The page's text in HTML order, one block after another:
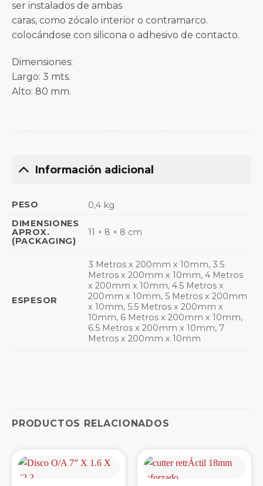
ser instalados de ambas
caras, como zócalo interior o contramarco.
colocándose con silicona o adhesivo de contacto.
Dimensiones:
Largo: 3 mts.
Alto: 80 mm.
Información adicional
PESO
0,4 kg
DIMENSIONES
APROX.
(PACKAGING)
11 × 8 × 8 cm
ESPESOR
3 Metros x 200mm x 10mm, 3.5
Metros x 200mm x 10mm, 4 Metros
x 200mm x 10mm, 4.5 Metros x
200mm x 10mm, 5 Metros x 200mm
x 10mm, 5.5 Metros x 200mm x
10mm, 6 Metros x 200mm x 10mm,
6.5 Metros x 200mm x 10mm, 7
Metros x 200mm x 10mm
PRODUCTOS RELACIONADOS